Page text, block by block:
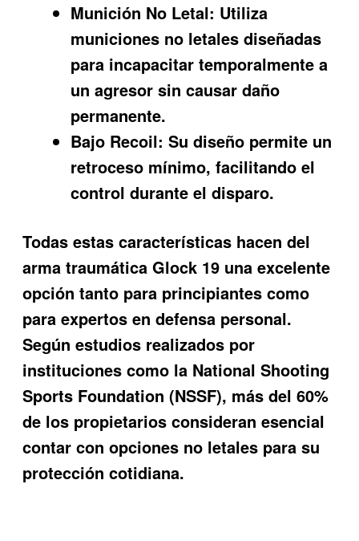
Munición No Letal: Utiliza
municiones no letales diseñadas
para incapacitar temporalmente a
un agresor sin causar daño
permanente.
Bajo Recoil: Su diseño permite un
retroceso mínimo, facilitando el
control durante el disparo.
Todas estas características hacen del
arma traumática Glock 19 una excelente
opción tanto para principiantes como
para expertos en defensa personal.
Según estudios realizados por
instituciones como la National Shooting
Sports Foundation (NSSF), más del 60%
de los propietarios consideran esencial
contar con opciones no letales para su
protección cotidiana.